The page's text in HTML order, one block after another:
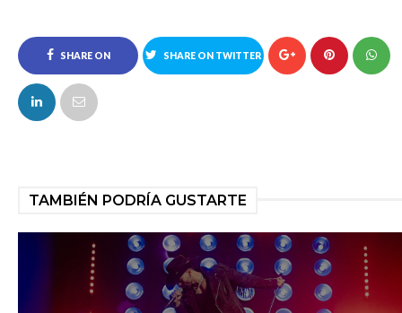
SHARE ON
FACEBOOK
SHARE ON TWITTER
TAMBIÉN PODRÍA GUSTARTE